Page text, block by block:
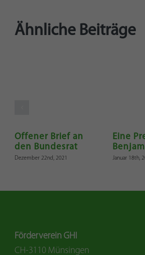
Ähnliche Beiträge
Offener Brief an
den Bundesrat
Dezember 22nd, 2021
Eine
Januar 18th,
Förderverein GHI
CH-3110 Münsingen